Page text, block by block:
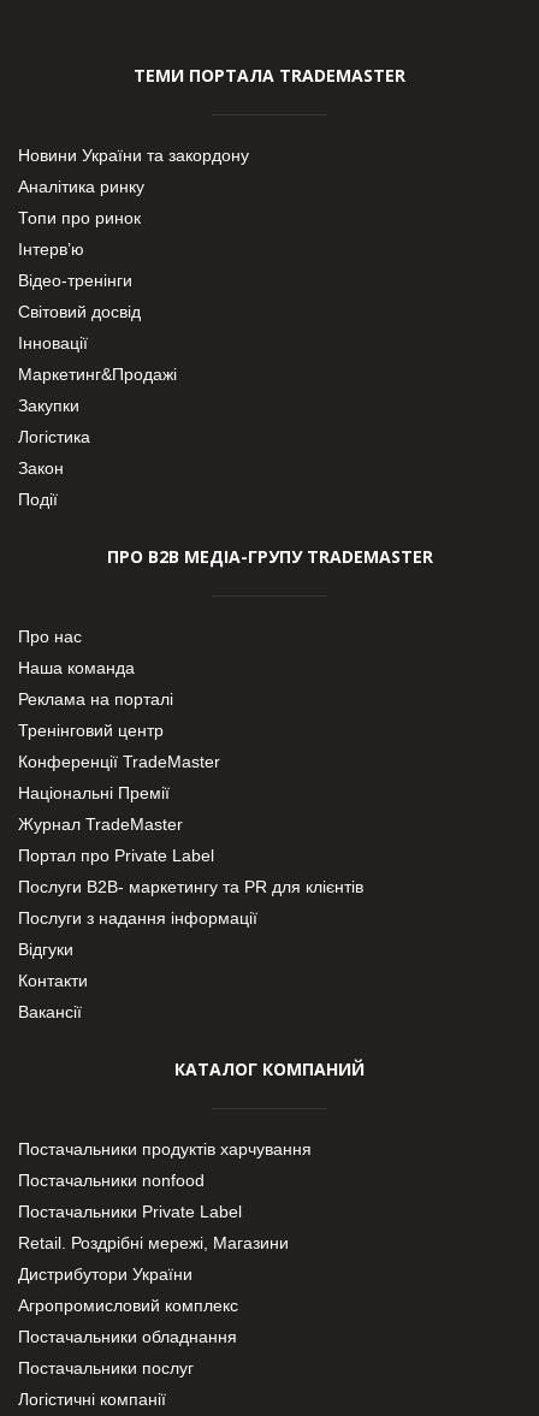
ТЕМИ ПОРТАЛА TRADEMASTER
Новини України та закордону
Аналітика ринку
Топи про ринок
Інтерв’ю
Відео-тренінги
Світовий досвід
Інновації
Маркетинг&Продажі
Закупки
Логістика
Закон
Події
ПРО В2В МЕДІА-ГРУПУ TRADEMASTER
Про нас
Наша команда
Реклама на порталі
Тренінговий центр
Конференції TradeMaster
Національні Премії
Журнал TradeMaster
Портал про Private Label
Послуги В2В- маркетингу та PR для клієнтів
Послуги з надання інформації
Відгуки
Контакти
Вакансії
КАТАЛОГ КОМПАНИЙ
Постачальники продуктів харчування
Постачальники nonfood
Постачальники Private Label
Retail. Роздрібні мережі, Магазини
Дистрибутори України
Агропромисловий комплекс
Постачальники обладнання
Постачальники послуг
Логістичні компанії